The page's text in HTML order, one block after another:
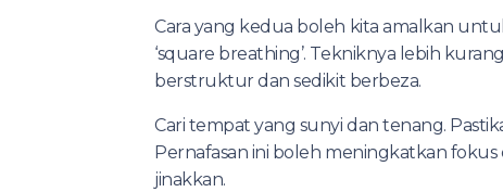
Cara yang kedua boleh kita amalkan
‘square breathing’. Tekniknya lebih
berstruktur dan sedikit berbeza.
Cari tempat yang sunyi dan tenang.
Pernafasan ini boleh meningkatkan
jinakkan.